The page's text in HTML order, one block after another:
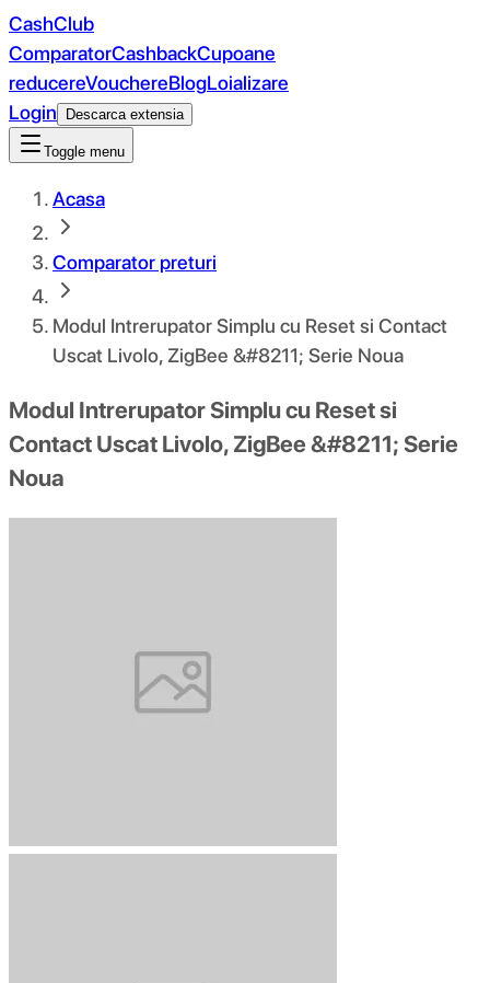
CashClub
ComparatorCashbackCupoane
reducereVouchereBlogLoializare
Login
Descarca extensia
Toggle menu
Acasa
Comparator preturi
Modul Intrerupator Simplu cu Reset si Contact
Uscat Livolo, ZigBee &#8211; Serie Noua
Modul Intrerupator Simplu cu Reset si
Contact Uscat Livolo, ZigBee &#8211; Serie
Noua